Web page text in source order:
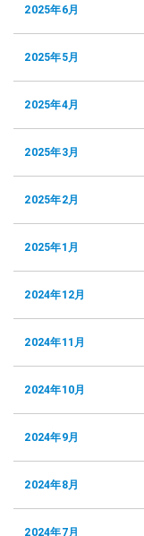
2025年6月
2025年5月
2025年4月
2025年3月
2025年2月
2025年1月
2024年12月
2024年11月
2024年10月
2024年9月
2024年8月
2024年7月